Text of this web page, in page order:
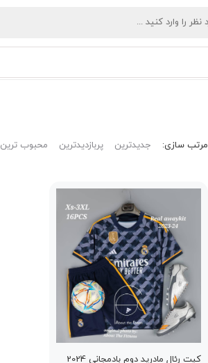
مرتب‌ سازی: جدیدترین پربازدیدترین محبوب ترین
کیت رئال مادرید دوم بادمجانی 2024